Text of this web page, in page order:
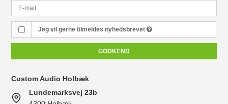
Jeg vil gerne tilmeldes nyhedsbrevet
GODKEND
Custom Audio Holbæk
Lundemarksvej 23b